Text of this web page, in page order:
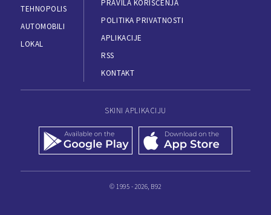
TEHNOPOLIS
AUTOMOBILI
LOKAL
PRAVILA KORIŠĆENJA
POLITIKA PRIVATNOSTI
APLIKACIJE
RSS
KONTAKT
SKINI APLIKACIJU
© 1995 - 2026, B92